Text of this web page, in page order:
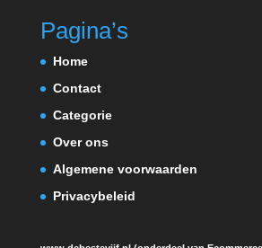
Pagina’s
Home
Contact
Categorie
Over ons
Algemene voorwaarden
Privacybeleid